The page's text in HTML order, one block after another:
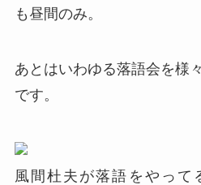
も昼間のみ。
あとはいわゆる落語会を様
です。
風間杜夫が落語をやって